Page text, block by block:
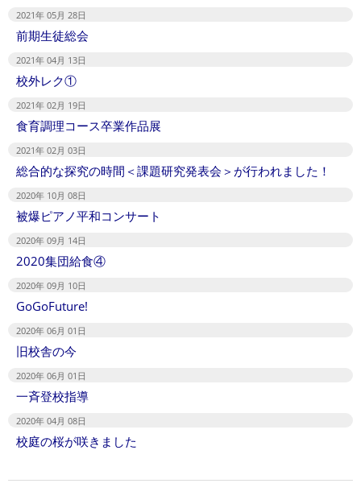
2021年 05月 28日
前期生徒総会
2021年 04月 13日
校外レク①
2021年 02月 19日
食育調理コース卒業作品展
2021年 02月 03日
総合的な探究の時間＜課題研究発表会＞が行われました！
2020年 10月 08日
被爆ピアノ平和コンサート
2020年 09月 14日
2020集団給食④
2020年 09月 10日
GoGoFuture!
2020年 06月 01日
旧校舎の今
2020年 06月 01日
一斉登校指導
2020年 04月 08日
校庭の桜が咲きました